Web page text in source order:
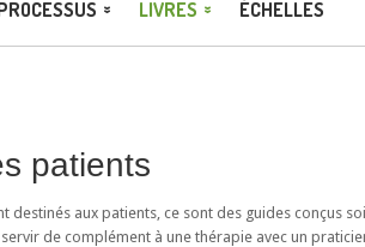
LIVRES ÉCHELLES
patients
destinés aux patients, ce sont des guides conçus
de complément à une thérapie avec un